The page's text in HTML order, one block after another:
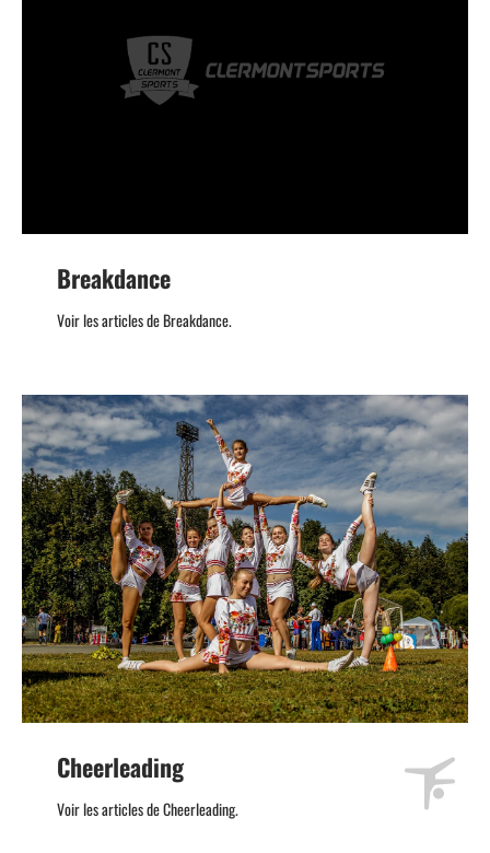
Breakdance
Voir les articles de Breakdance.
Cheerleading
Voir les articles de Cheerleading.